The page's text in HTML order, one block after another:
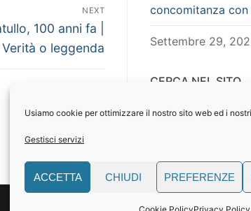
Usiamo cookie per ottimizzare il nostro sito web ed i
Gestisci servizi
ACCETTA CHIUDI PREFERENZE
NEXT
100 anni fa |
Verità o leggenda
concomitanza con
Settembre 29,
CERCA NEL SITO
Search